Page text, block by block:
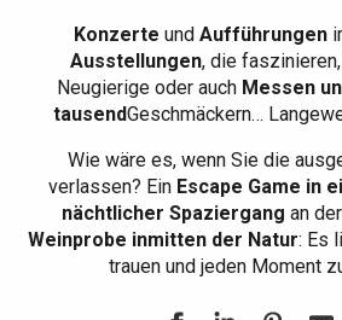
Konzerte und Aufführungen
Ausstellungen, die faszinieren,
Neugierige oder auch Messen
tausendGeschmäckern…
Wie wäre es, wenn Sie die
verlassen? EinEscape Game in
nächtlicher Spaziergang an
Weinprobe inmitten der Natur: Es
trauen und jeden Moment